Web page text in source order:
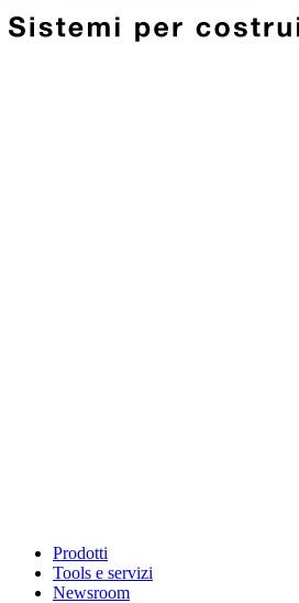
Prodotti
Tools e servizi
Newsroom